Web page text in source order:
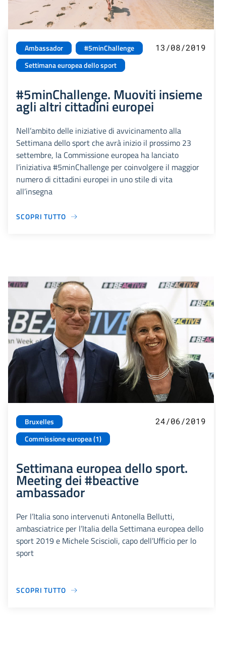
Ambassador
#5minChallenge
Settimana europea dello sport
13/08/2019
#5minChallenge. Muoviti insieme
agli altri cittadini europei
Nell’ambito delle iniziative di avvicinamento alla
Settimana dello sport che avrà inizio il prossimo 23
settembre, la Commissione europea ha lanciato
l’iniziativa #5minChallenge per coinvolgere il maggior
numero di cittadini europei in uno stile di vita
all’insegna
SCOPRI TUTTO
Bruxelles
Commissione europea (1)
24/06/2019
Settimana europea dello sport.
Meeting dei #beactive
ambassador
Per l’Italia sono intervenuti Antonella Bellutti,
ambasciatrice per l’Italia della Settimana europea dello
sport 2019 e Michele Sciscioli, capo dell’Ufficio per lo
sport
SCOPRI TUTTO